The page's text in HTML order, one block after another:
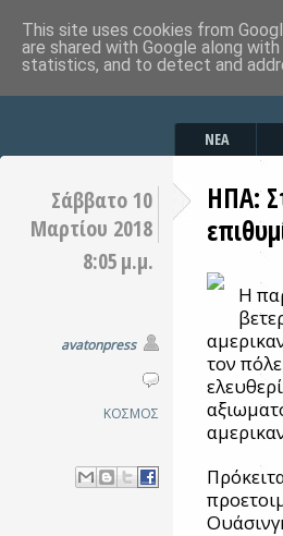
ΝΕΑ
Σάββατο 10
Μαρτίου 2018
8:05 μ.μ.
avatonpress
ΚΟΣΜΟΣ
ΗΠΑ:
Η
τον
This site uses cookies from
are shared with Google along
statistics, and to detect and